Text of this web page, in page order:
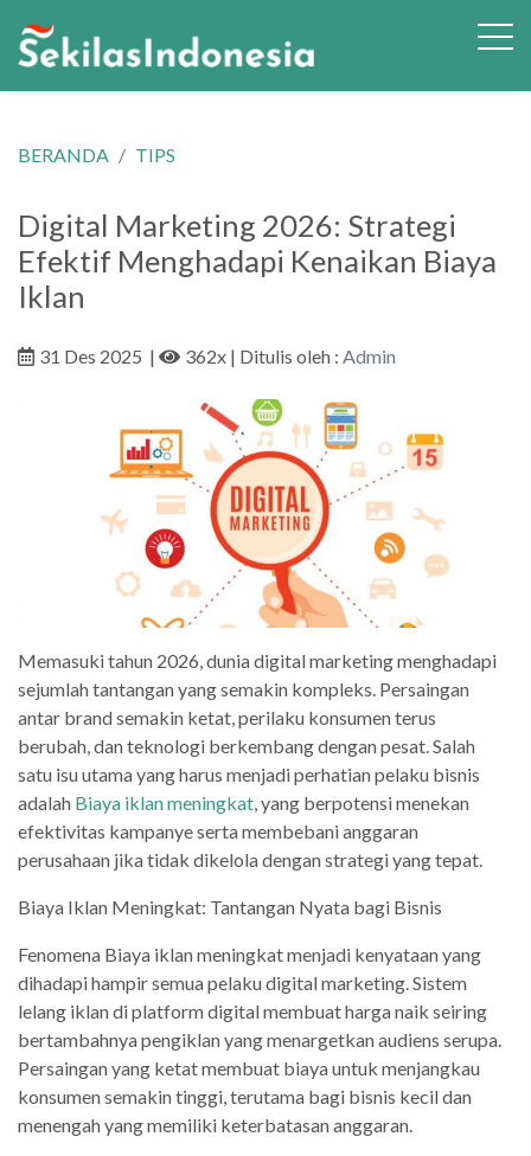
BERANDA TIPS
Digital Marketing 2026: Strategi
Efektif Menghadapi Kenaikan Biaya
Iklan
31 Des 2025 | 362x | Ditulis oleh : Admin
Memasuki tahun 2026, dunia digital marketing menghadapi
sejumlah tantangan yang semakin kompleks. Persaingan
antar brand semakin ketat, perilaku konsumen terus
berubah, dan teknologi berkembang dengan pesat. Salah
satu isu utama yang harus menjadi perhatian pelaku bisnis
adalah Biaya iklan meningkat , yang berpotensi menekan
efektivitas kampanye serta membebani anggaran
perusahaan jika tidak dikelola dengan strategi yang tepat.
Biaya Iklan Meningkat: Tantangan Nyata bagi Bisnis
Fenomena Biaya iklan meningkat menjadi kenyataan yang
dihadapi hampir semua pelaku digital marketing. Sistem
lelang iklan di platform digital membuat harga naik seiring
bertambahnya pengiklan yang menargetkan audiens serupa.
Persaingan yang ketat membuat biaya untuk menjangkau
konsumen semakin tinggi, terutama bagi bisnis kecil dan
menengah yang memiliki keterbatasan anggaran.